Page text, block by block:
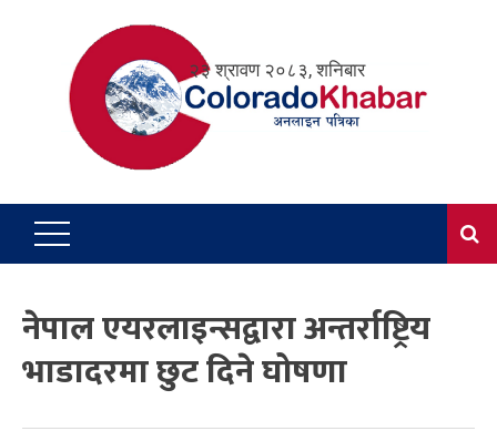
२३ श्रावण २०८३, शनिबार
नेपाल एयरलाइन्सद्वारा अन्तर्राष्ट्रिय
भाडादरमा छुट दिने घोषणा